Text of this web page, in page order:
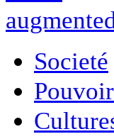
Societé